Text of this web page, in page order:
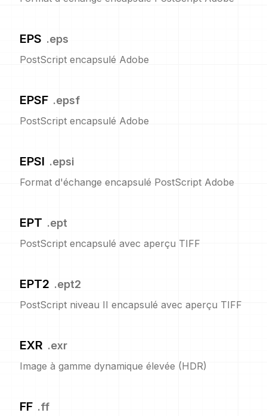
EPS .eps
PostScript encapsulé Adobe
EPSF .epsf
PostScript encapsulé Adobe
EPSI .epsi
Format d'échange encapsulé PostScript Adobe
EPT .ept
PostScript encapsulé avec aperçu TIFF
EPT2 .ept2
PostScript niveau II encapsulé avec aperçu TIFF
EXR .exr
Image à gamme dynamique élevée (HDR)
FF .ff